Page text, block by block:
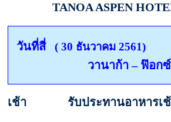
TANOA ASPEN
วันที่สี่ ( 30 ธันวาคม 2561)
วานาก้า – ฟ๊อก
เช้า รับประทานอาหารเช้า